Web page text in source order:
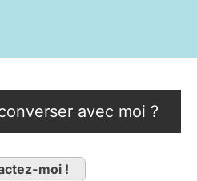
avec moi ?
moi !